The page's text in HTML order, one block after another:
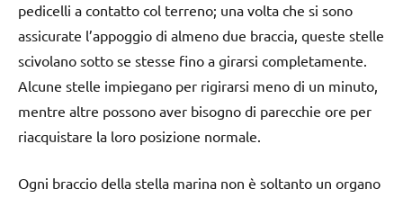
pedicelli a contatto col terreno; una volta che si sono
assicurate l’appoggio di almeno due braccia, queste stelle
scivolano sotto se stesse fino a girarsi completamente.
Alcune stelle impiegano per rigirarsi meno di un minuto,
mentre altre possono aver bisogno di parecchie ore per
riacquistare la loro posizione normale.
Ogni braccio della stella marina non è soltanto un organo